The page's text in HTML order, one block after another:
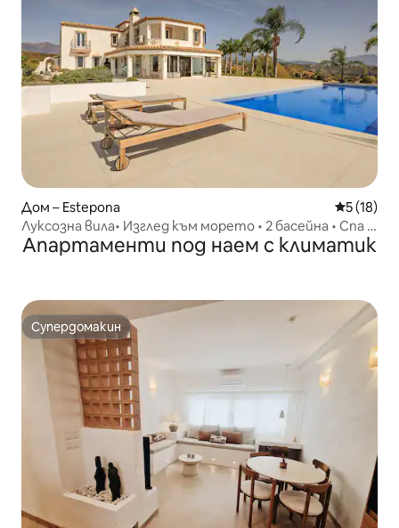
Дом – Estepona Средна
5 (18)
Луксозна вила• Изглед към морето • 2 басейна • Спа •
Casa Iris
Апартаменти под наем с климатик
Супердомакин
Супердомакин